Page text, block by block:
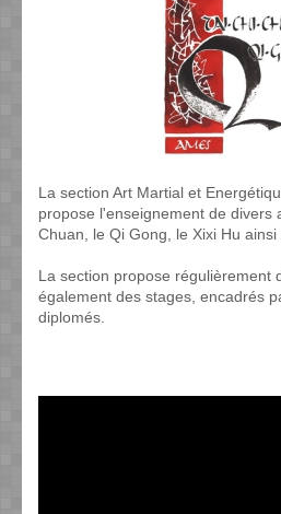
La section Art Martial et
propose l'enseignement de divers
Chuan, le Qi Gong, le Xixi Hu ainsi
La section propose régulièrement
également des stages, encadrés
diplomés.